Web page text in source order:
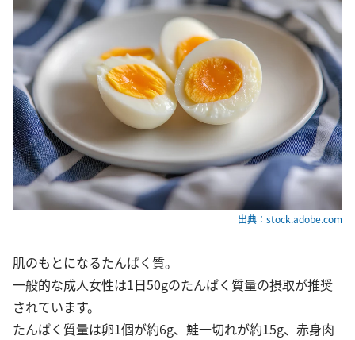
出典：stock.adobe.com
肌のもとになるたんぱく質。
一般的な成人女性は1日50gのたんぱく質量の摂取が推奨
されています。
たんぱく質量は卵1個が約6g、鮭一切れが約15g、赤身肉